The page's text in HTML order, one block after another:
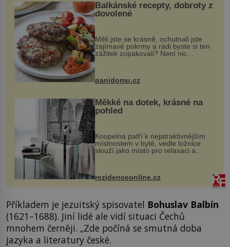
Balkánské recepty, dobroty z
dovolené
Měli jste se krásně, ochutnali jste
zajímavé pokrmy a rádi byste si ten
zážitek zopakovali? Není nic
snazšího. Pljeskavica (10 porcí)
Možná jste ji ochutnali na dovolené v
panidomu.cz
Měkké na dotek, krásné na
pohled
Koupelna patří k nejatraktivnějším
místnostem v bytě, vedle ložnice
slouží jako místo pro relaxaci a
odpočinek. Koupelnový textil –
ručníky, osušky a koberečky –
mohou jako mávnutím kouzelného
proutku...
rezidenceonline.cz
Příkladem je jezuitský spisovatel Bohuslav Balbín
(1621–1688). Jiní lidé ale vidí situaci Čechů
mnohem černěji. „Zde počíná se smutná doba
jazyka a literatury české.